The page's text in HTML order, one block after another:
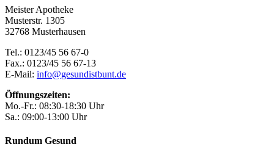
Meister Apotheke
Musterstr. 1305
32768 Musterhausen
Tel.: 0123/45 56 67-0
Fax.: 0123/45 56 67-13
E-Mail: info@gesundistbunt.de
Öffnungszeiten:
Mo.-Fr.: 08:30-18:30 Uhr
Sa.: 09:00-13:00 Uhr
Rundum Gesund